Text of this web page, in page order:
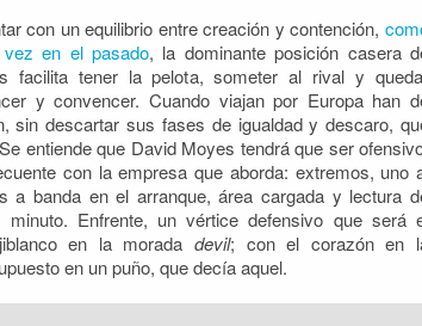
con un equilibrio entre creación y contención,
en el pasado, la dominante posición casera
facilita tener la pelota, someter al rival y
y convencer. Cuando viajan por Europa han
sin descartar sus fases de igualdad y descaro,
entiende que David Moyes tendrá que ser
con la empresa que aborda: extremos, uno
a banda en el arranque, área cargada y lectura
minuto. Enfrente, un vértice defensivo que será
en la morada devil; con el corazón en
en un puño, que decía aquel.